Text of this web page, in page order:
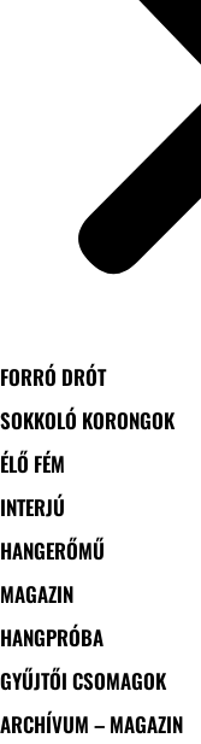
FORRÓ DRÓT
SOKKOLÓ KORONGOK
ÉLŐ FÉM
INTERJÚ
HANGERŐMŰ
MAGAZIN
HANGPRÓBA
GYŰJTŐI CSOMAGOK
ARCHÍVUM – MAGAZIN